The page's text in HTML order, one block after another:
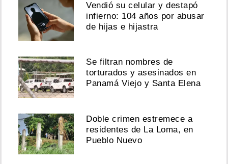
Vendió su celular y destapó
infierno: 104 años por abusar
de hijas e hijastra
Se filtran nombres de
torturados y asesinados en
Panamá Viejo y Santa Elena
Doble crimen estremece a
residentes de La Loma, en
Pueblo Nuevo